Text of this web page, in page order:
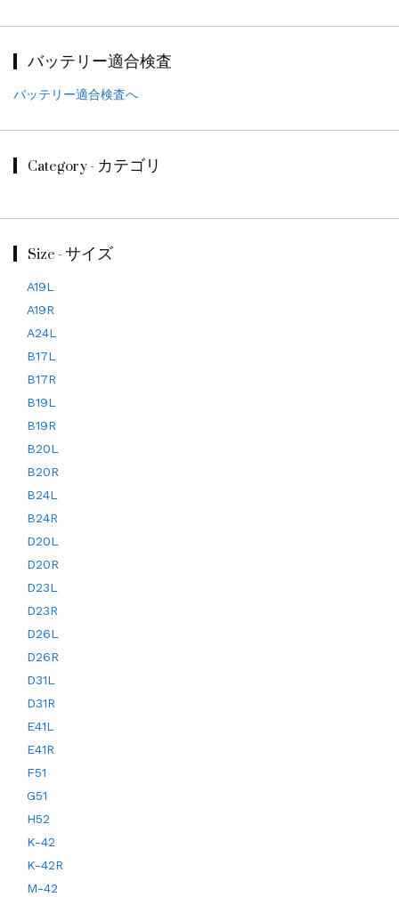
バッテリー適合検査
バッテリー適合検査へ
Category - カテゴリ
Size - サイズ
A19L
A19R
A24L
B17L
B17R
B19L
B19R
B20L
B20R
B24L
B24R
D20L
D20R
D23L
D23R
D26L
D26R
D31L
D31R
E41L
E41R
F51
G51
H52
K-42
K-42R
M-42